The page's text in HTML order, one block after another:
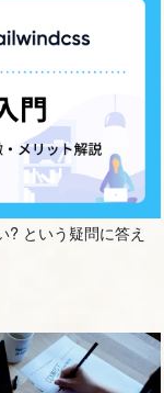
という疑問に答え